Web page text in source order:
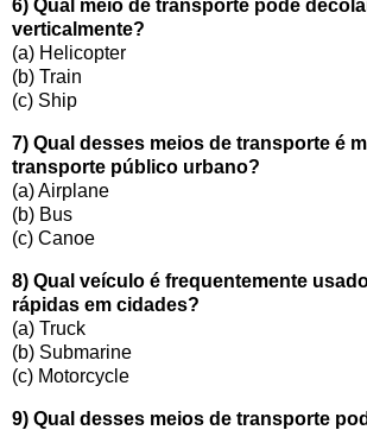
6) Qual meio de transporte pode
verticalmente?
(a) Helicopter
(b) Train
(c) Ship
7) Qual desses meios de transporte é
transporte público urbano?
(a) Airplane
(b) Bus
(c) Canoe
8) Qual veículo é frequentemente
rápidas em cidades?
(a) Truck
(b) Submarine
(c) Motorcycle
9) Qual desses meios de transporte